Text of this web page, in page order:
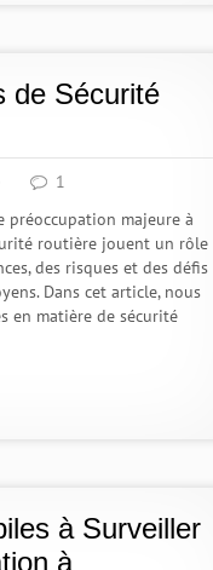
de Sécurité
1
préoccupation majeure à
routière jouent un rôle
des risques et des défis
Dans cet article, nous
en matière de sécurité
à Surveiller
à